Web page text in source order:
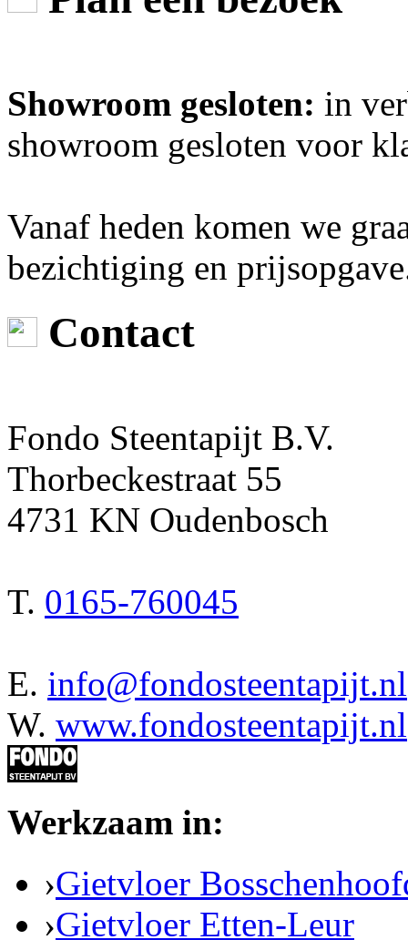
Showroom gesloten: in
showroom gesloten voor
Vanaf heden komen we
bezichtiging en
Contact
Fondo Steentapijt B.V.
Thorbeckestraat 55
4731 KN Oudenbosch
T. 0165-760045
E. info@fondosteentapijt.nl
W. www.fondosteentapijt.nl
Werkzaam in:
›Gietvloer
›Gietvloer Etten-Leur